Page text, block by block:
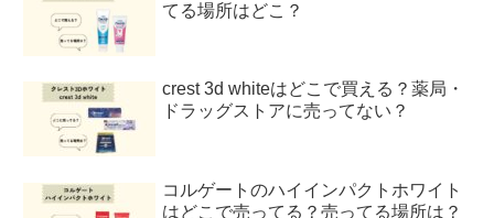
てる場所はどこ？
crest 3d whiteはどこで買える？薬局・
ドラッグストアに売ってない？
コルゲートのハイインパクトホワイト
はどこで売ってる？売ってる場所は？